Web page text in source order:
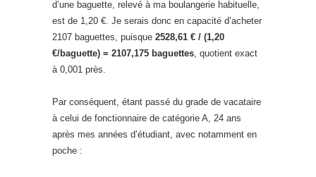
d’une baguette, relevé à ma boulangerie habituelle,
est de 1,20 €. Je serais donc en capacité d’acheter
2107 baguettes, puisque 2528,61 € / (1,20
€/baguette) = 2107,175 baguettes, quotient exact
à 0,001 près.
Par conséquent, étant passé du grade de vacataire
à celui de fonctionnaire de catégorie A, 24 ans
après mes années d’étudiant, avec notamment en
poche :